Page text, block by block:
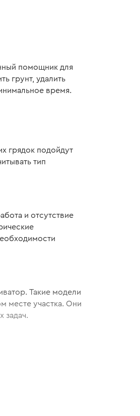
помощник для
грунт, удалить
время.
грядок подойдут
тип
и отсутствие
Такие модели
месте участка. Они
задач.
компактные